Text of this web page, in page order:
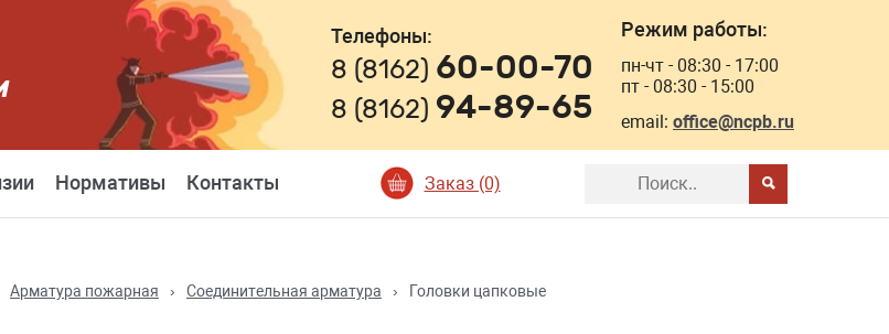
Телефоны:
8 (8162) 60-00-70
8 (8162) 94-89-65
Режим работы:
пн-чт - 08:30 - 17:00
пт - 08:30 - 15:00
email: office@ncpb.ru
Нормативы Контакты Заказ (0)
Арматура пожарная › Соединительная арматура › Головки цапковые